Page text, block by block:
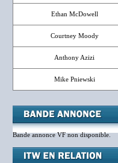
Ethan McDowell
Courtney Moody
Anthony Azizi
Mike Pniewski
Bande annonce VF non disponible.